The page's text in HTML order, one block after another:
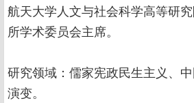
航天大学人文与社会科学高等研
所学术委员会主席。
研究领域：儒家宪政民生主义、
演变。